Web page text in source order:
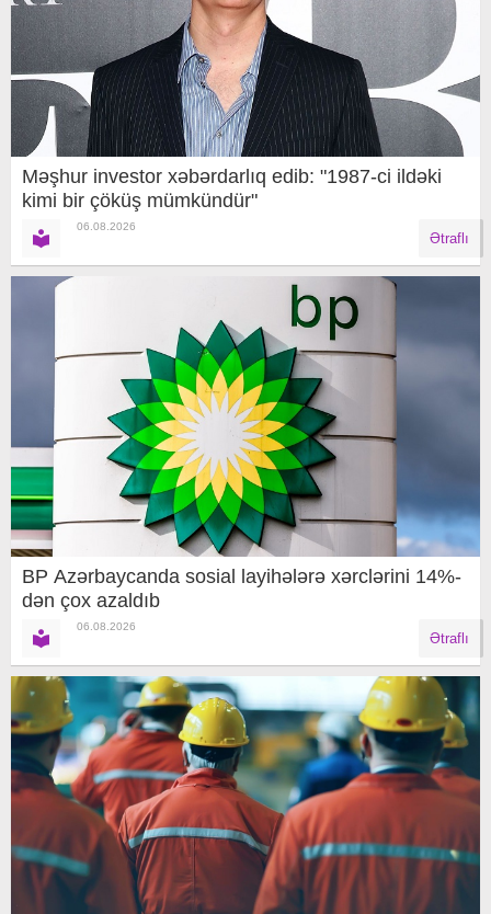
Məşhur investor xəbərdarlıq edib: "1987-ci ildəki
kimi bir çöküş mümkündür"
06.08.2026
Ətraflı
BP Azərbaycanda sosial layihələrə xərclərini 14%-
dən çox azaldıb
06.08.2026
Ətraflı